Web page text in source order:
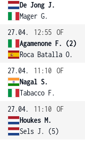
De Jong J.
Mager G.
27.04.
12:55 OF
Agamenone F. (2)
Roca Batalla O.
27.04.
11:10 OF
Nagal S.
Tabacco F.
27.04.
11:10 OF
Houkes M.
Sels J. (5)